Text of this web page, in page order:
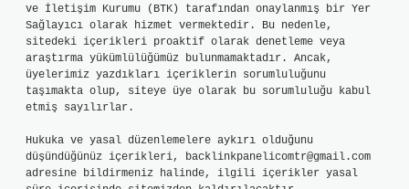
ve İletişim Kurumu (BTK) tarafından onaylanmış bir Yer
Sağlayıcı olarak hizmet vermektedir. Bu nedenle,
sitedeki içerikleri proaktif olarak denetleme veya
araştırma yükümlülüğümüz bulunmamaktadır. Ancak,
üyelerimiz yazdıkları içeriklerin sorumluluğunu
taşımakta olup, siteye üye olarak bu sorumluluğu kabul
etmiş sayılırlar.
Hukuka ve yasal düzenlemelere aykırı olduğunu
düşündüğünüz içerikleri, backlinkpanelicomtr@gmail.com
adresine bildirmeniz halinde, ilgili içerikler yasal